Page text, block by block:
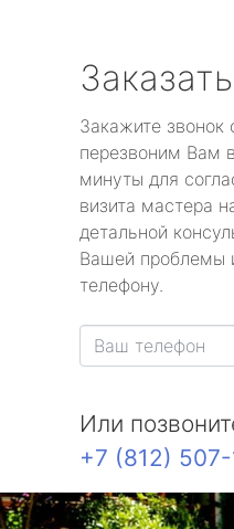
Закажите звонок
перезвоним Вам
минуты для
визита мастера
детальной
Вашей проблемы
телефону.
Или
+7 (812)